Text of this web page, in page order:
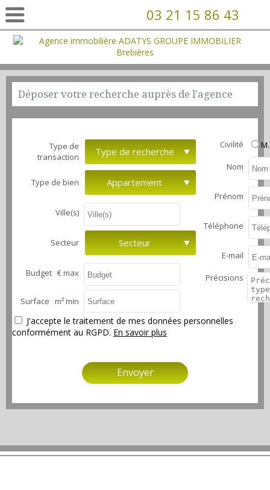
03 21 15 86 43
Déposer votre recherche auprès de l'agence
Type de
transaction
Type de recherche
Type de bien Appartement
Ville(s)
Secteur Secteur
Budget € max
Surface m² min
Civilité
M.
Nom
Prénom
Téléphone
E-mail
Précisions
J'accepte le traitement de mes données personnelles
conformément au RGPD. En savoir plus